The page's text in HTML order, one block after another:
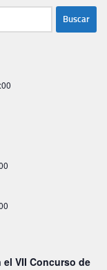
VII Concurso de